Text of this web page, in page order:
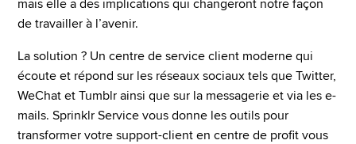
mais elle a des implications qui changeront notre façon
de travailler à l’avenir.
La solution ? Un centre de service client moderne qui
écoute et répond sur les réseaux sociaux tels que Twitter,
WeChat et Tumblr ainsi que sur la messagerie et via les e-
mails. Sprinklr Service vous donne les outils pour
transformer votre support-client en centre de profit vous